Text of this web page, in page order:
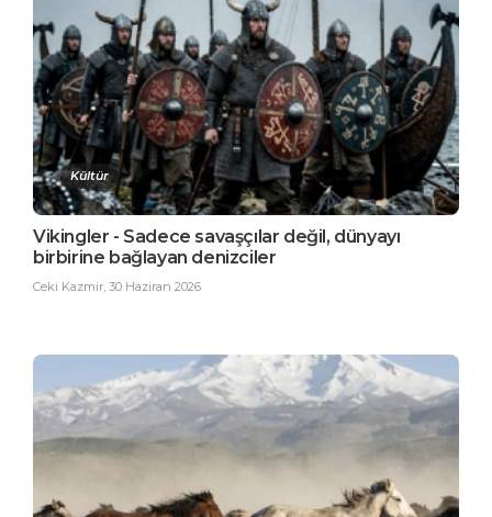
Kültür
Vikingler - Sadece savaşçılar değil, dünyayı
birbirine bağlayan denizciler
Ceki Kazmir, 30 Haziran 2026